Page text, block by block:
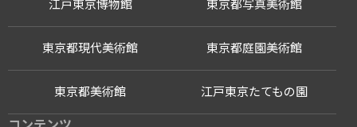
江戸東京博物館
江戸東京たてもの園
東京都写真美術館
東京都現代美術館 東京都庭園美術館
東京都美術館